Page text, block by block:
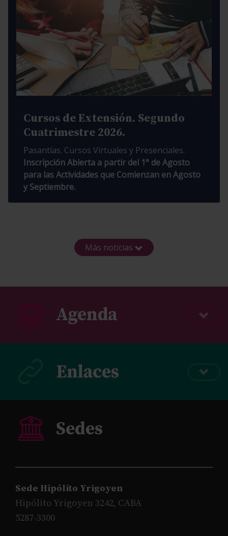
Cursos de Extensión. Segundo
Cuatrimestre 2026.
Pasantías. Cursos Virtuales y Presenciales.
Inscripción Abierta a partir del 1° de Agosto
para las Actividades que Comienzan en Agosto
y Septiembre.
Más noticias
Sede Hipólito Yrigoyen
Hipólito Yrigoyen 3242, CABA
5287-3300